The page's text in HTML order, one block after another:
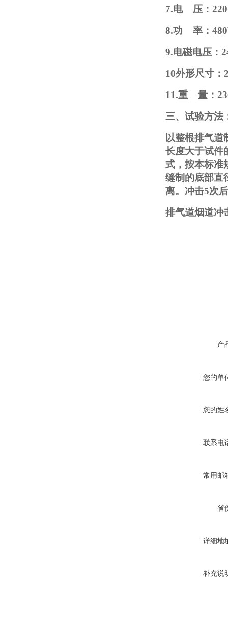
7.电 压：
8.功 率：
9.电磁电压：
10外形尺寸：
11.重 量：
三、试验方法
以整根排气
长度大于试件
式，按本标准
缝制的底部直
离。冲击5次
排气道烟道冲
产
您的单
您的姓
联系电
常用邮
省
详细地
补充说